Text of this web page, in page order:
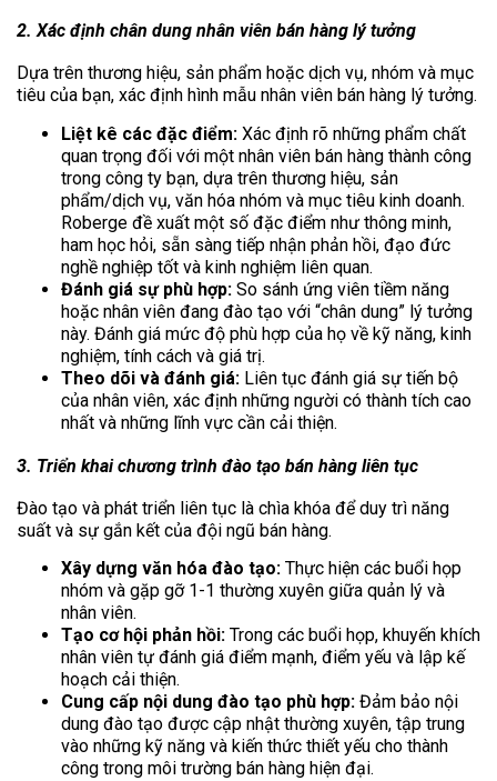
2. Xác định chân dung nhân viên bán hàng lý tưởng
Dựa trên thương hiệu, sản phẩm hoặc dịch vụ, nhóm và mục
tiêu của bạn, xác định hình mẫu nhân viên bán hàng lý tưởng.
Liệt kê các đặc điểm: Xác định rõ những phẩm chất
quan trọng đối với một nhân viên bán hàng thành công
trong công ty bạn, dựa trên thương hiệu, sản
phẩm/dịch vụ, văn hóa nhóm và mục tiêu kinh doanh.
Roberge đề xuất một số đặc điểm như thông minh,
ham học hỏi, sẵn sàng tiếp nhận phản hồi, đạo đức
nghề nghiệp tốt và kinh nghiệm liên quan.
Đánh giá sự phù hợp: So sánh ứng viên tiềm năng
hoặc nhân viên đang đào tạo với “chân dung” lý tưởng
này. Đánh giá mức độ phù hợp của họ về kỹ năng, kinh
nghiệm, tính cách và giá trị.
Theo dõi và đánh giá: Liên tục đánh giá sự tiến bộ
của nhân viên, xác định những người có thành tích cao
nhất và những lĩnh vực cần cải thiện.
3. Triển khai chương trình đào tạo bán hàng liên tục
Đào tạo và phát triển liên tục là chìa khóa để duy trì năng
suất và sự gắn kết của đội ngũ bán hàng.
Xây dựng văn hóa đào tạo: Thực hiện các buổi họp
nhóm và gặp gỡ 1-1 thường xuyên giữa quản lý và
nhân viên.
Tạo cơ hội phản hồi: Trong các buổi họp, khuyến khích
nhân viên tự đánh giá điểm mạnh, điểm yếu và lập kế
hoạch cải thiện.
Cung cấp nội dung đào tạo phù hợp: Đảm bảo nội
dung đào tạo được cập nhật thường xuyên, tập trung
vào những kỹ năng và kiến thức thiết yếu cho thành
công trong môi trường bán hàng hiện đại.